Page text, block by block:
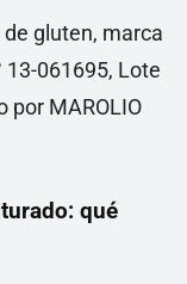
gluten, marca
13-061695, Lote
por MAROLIO
qué